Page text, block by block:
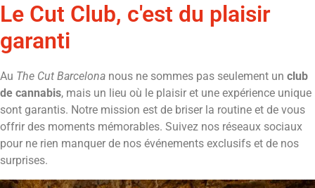
Le Cut Club, c'est du plaisir
garanti
Au The Cut Barcelona nous ne sommes pas seulement un club
de cannabis, mais un lieu où le plaisir et une expérience unique
sont garantis. Notre mission est de briser la routine et de vous
offrir des moments mémorables. Suivez nos réseaux sociaux
pour ne rien manquer de nos événements exclusifs et de nos
surprises.